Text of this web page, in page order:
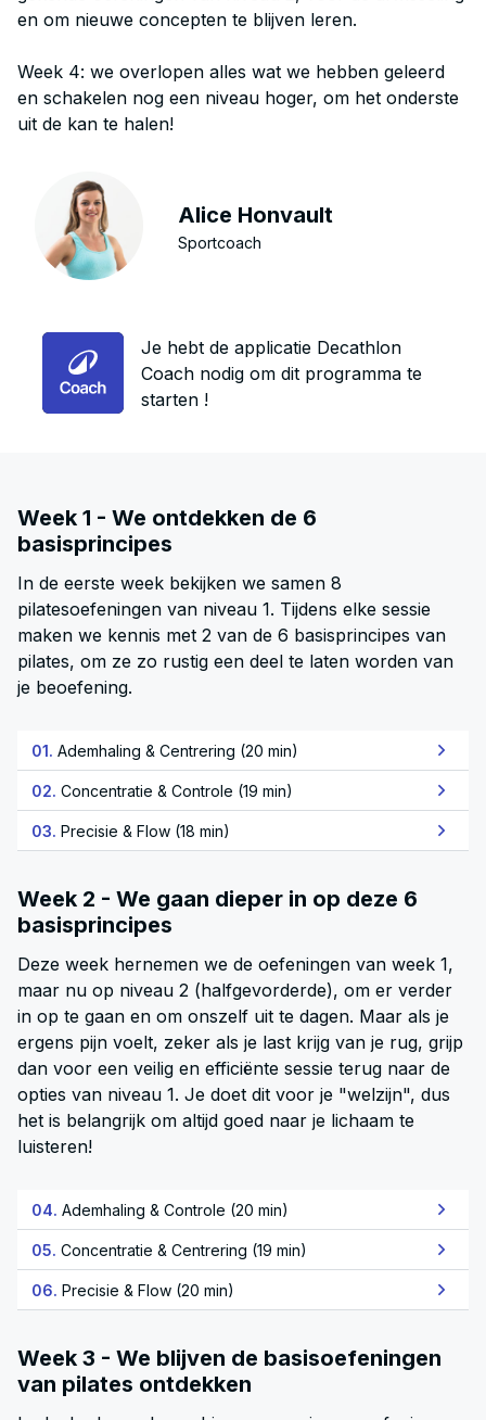
en om nieuwe concepten te blijven leren.
Week 4: we overlopen alles wat we hebben geleerd
en schakelen nog een niveau hoger, om het onderste
uit de kan te halen!
Alice Honvault
Sportcoach
Je hebt de applicatie Decathlon
Coach nodig om dit programma te
starten !
Week 1 - We ontdekken de 6
basisprincipes
In de eerste week bekijken we samen 8
pilatesoefeningen van niveau 1. Tijdens elke sessie
maken we kennis met 2 van de 6 basisprincipes van
pilates, om ze zo rustig een deel te laten worden van
je beoefening.
01. Ademhaling & Centrering (20 min)
02. Concentratie & Controle (19 min)
03. Precisie & Flow (18 min)
Week 2 - We gaan dieper in op deze 6
basisprincipes
Deze week hernemen we de oefeningen van week 1,
maar nu op niveau 2 (halfgevorderde), om er verder
in op te gaan en om onszelf uit te dagen. Maar als je
ergens pijn voelt, zeker als je last krijg van je rug, grijp
dan voor een veilig en efficiënte sessie terug naar de
opties van niveau 1. Je doet dit voor je "welzijn", dus
het is belangrijk om altijd goed naar je lichaam te
luisteren!
04. Ademhaling & Controle (20 min)
05. Concentratie & Centrering (19 min)
06. Precisie & Flow (20 min)
Week 3 - We blijven de basisoefeningen
van pilates ontdekken